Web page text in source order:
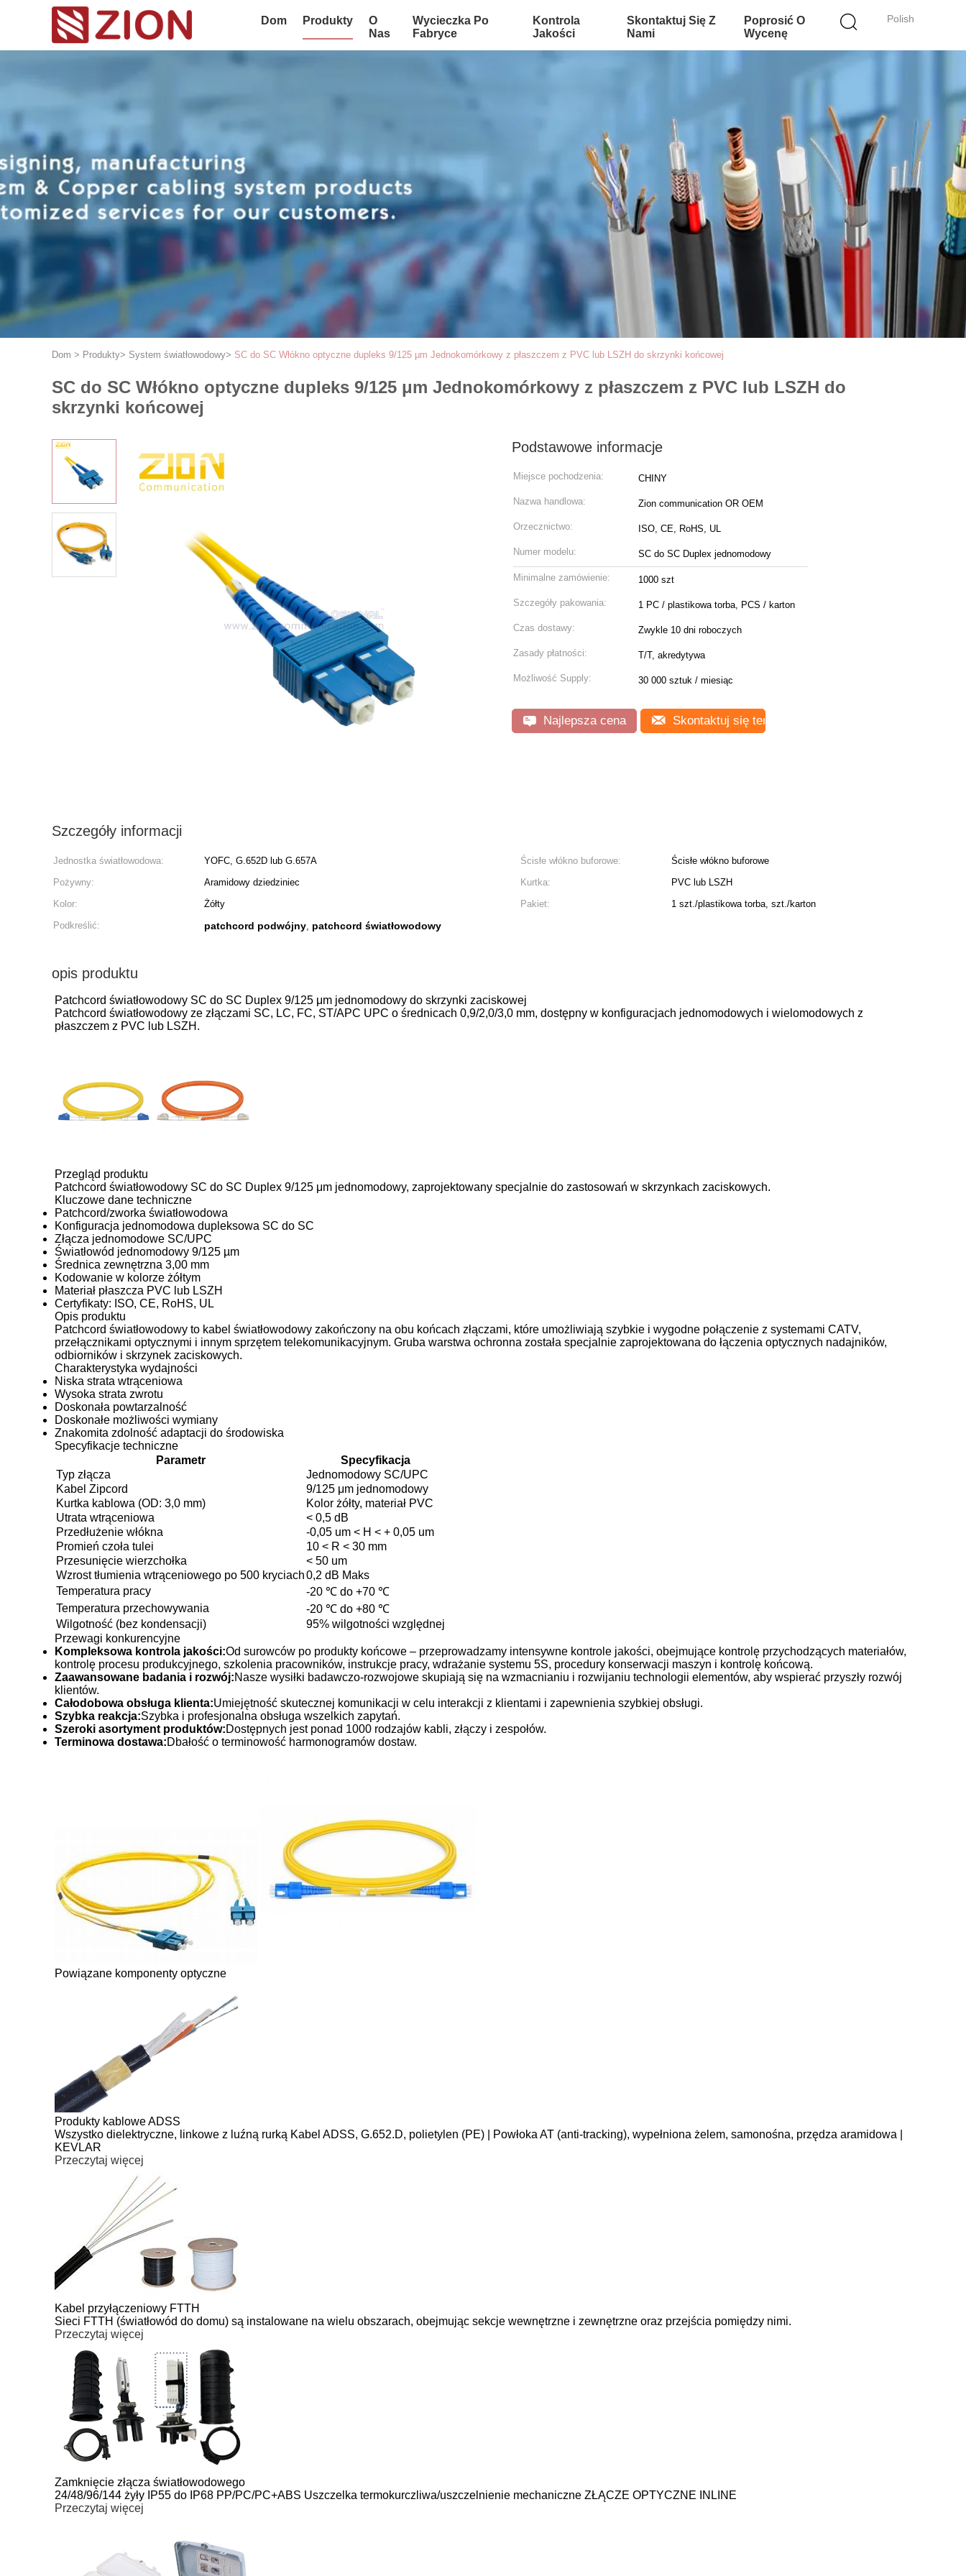
Polish
Dom Produkty
O
Nas
Wycieczka Po
Fabryce
Kontrola
Jakości
Skontaktuj Się Z
Nami
Poprosić O
Wycenę
Dom > Produkty> System światłowodowy> SC do SC Włókno optyczne dupleks 9/125 μm Jednokomórkowy z płaszczem z PVC lub LSZH do skrzynki końcowej
SC do SC Włókno optyczne dupleks 9/125 μm Jednokomórkowy z płaszczem z PVC lub LSZH do
skrzynki końcowej
Podstawowe informacje
Miejsce pochodzenia: CHINY
Nazwa handlowa: Zion communication OR OEM
Orzecznictwo: ISO, CE, RoHS, UL
Numer modelu: SC do SC Duplex jednomodowy
Minimalne zamówienie: 1000 szt
Szczegóły pakowania: 1 PC / plastikowa torba, PCS / karton
Czas dostawy: Zwykle 10 dni roboczych
Zasady płatności: T/T, akredytywa
Możliwość Supply: 30 000 sztuk / miesiąc
Najlepsza cena Skontaktuj się teraz
Szczegóły informacji
Jednostka światłowodowa: YOFC, G.652D lub G.657A Ścisłe włókno buforowe:
Ścisłe włókno buforowe
Pożywny:
Aramidowy dziedziniec Kurtka:
PVC lub LSZH
Kolor:
Żółty Pakiet:
1 szt./plastikowa torba, szt./karton
Podkreślić:
patchcord podwójny, patchcord światłowodowy
opis produktu
Patchcord światłowodowy SC do SC Duplex 9/125 μm jednomodowy do skrzynki zaciskowej
Patchcord światłowodowy ze złączami SC, LC, FC, ST/APC UPC o średnicach 0,9/2,0/3,0 mm, dostępny w konfiguracjach jednomodowych i wielomodowych z
płaszczem z PVC lub LSZH.
Przegląd produktu
Patchcord światłowodowy SC do SC Duplex 9/125 μm jednomodowy, zaprojektowany specjalnie do zastosowań w skrzynkach zaciskowych.
Kluczowe dane techniczne
Patchcord/zworka światłowodowa
Konfiguracja jednomodowa dupleksowa SC do SC
Złącza jednomodowe SC/UPC
Światłowód jednomodowy 9/125 µm
Średnica zewnętrzna 3,00 mm
Kodowanie w kolorze żółtym
Materiał płaszcza PVC lub LSZH
Certyfikaty: ISO, CE, RoHS, UL
Opis produktu
Patchcord światłowodowy to kabel światłowodowy zakończony na obu końcach złączami, które umożliwiają szybkie i wygodne połączenie z systemami CATV,
przełącznikami optycznymi i innym sprzętem telekomunikacyjnym. Gruba warstwa ochronna została specjalnie zaprojektowana do łączenia optycznych nadajników,
odbiorników i skrzynek zaciskowych.
Charakterystyka wydajności
Niska strata wtrąceniowa
Wysoka strata zwrotu
Doskonała powtarzalność
Doskonałe możliwości wymiany
Znakomita zdolność adaptacji do środowiska
Specyfikacje techniczne
Parametr
Specyfikacja
Typ złącza
Jednomodowy SC/UPC
Kabel Zipcord
9/125 μm jednomodowy
Kurtka kablowa (OD: 3,0 mm)
Kolor żółty, materiał PVC
Utrata wtrąceniowa
< 0,5 dB
Przedłużenie włókna
-0,05 um < H < + 0,05 um
Promień czoła tulei
10 < R < 30 mm
Przesunięcie wierzchołka
< 50 um
Wzrost tłumienia wtrąceniowego po 500 kryciach0,2 dB Maks
Temperatura pracy
-20 ℃ do +70 ℃
Temperatura przechowywania
-20 ℃ do +80 ℃
Wilgotność (bez kondensacji)
95% wilgotności względnej
Przewagi konkurencyjne
Kompleksowa kontrola jakości:Od surowców po produkty końcowe – przeprowadzamy intensywne kontrole jakości, obejmujące kontrolę przychodzących materiałów,
kontrolę procesu produkcyjnego, szkolenia pracowników, instrukcje pracy, wdrażanie systemu 5S, procedury konserwacji maszyn i kontrolę końcową.
Zaawansowane badania i rozwój:Nasze wysiłki badawczo-rozwojowe skupiają się na wzmacnianiu i rozwijaniu technologii elementów, aby wspierać przyszły rozwój
klientów.
Całodobowa obsługa klienta:Umiejętność skutecznej komunikacji w celu interakcji z klientami i zapewnienia szybkiej obsługi.
Szybka reakcja:Szybka i profesjonalna obsługa wszelkich zapytań.
Szeroki asortyment produktów:Dostępnych jest ponad 1000 rodzajów kabli, złączy i zespołów.
Terminowa dostawa:Dbałość o terminowość harmonogramów dostaw.
Powiązane komponenty optyczne
Produkty kablowe ADSS
Wszystko dielektryczne, linkowe z luźną rurką Kabel ADSS, G.652.D, polietylen (PE) | Powłoka AT (anti-tracking), wypełniona żelem, samonośna, przędza aramidowa |
KEVLAR
Przeczytaj więcej
Kabel przyłączeniowy FTTH
Sieci FTTH (światłowód do domu) są instalowane na wielu obszarach, obejmując sekcje wewnętrzne i zewnętrzne oraz przejścia pomiędzy nimi.
Przeczytaj więcej
Zamknięcie złącza światłowodowego
24/48/96/144 żyły IP55 do IP68 PP/PC/PC+ABS Uszczelka termokurczliwa/uszczelnienie mechaniczne ZŁĄCZE OPTYCZNE INLINE
Przeczytaj więcej